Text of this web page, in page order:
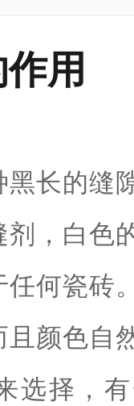
用
长的缝
，白色
任何瓷砖
且颜色自
选择，